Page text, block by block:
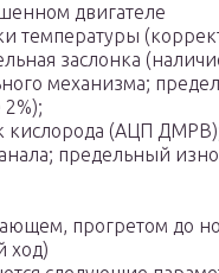
двигателе
температуры
заслонка
механизма;
кислорода (АЦП
предельный
прогретом до
ход)